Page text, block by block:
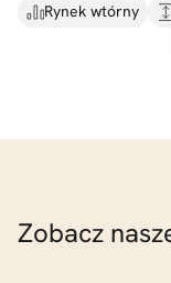
Rynek wtórny
Zobacz